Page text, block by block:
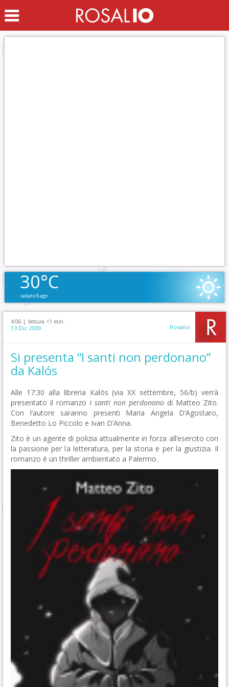
30°C
sabato 8 ago
4:06 | lettura <1 min.
13 Dic 2009 Rosalio
Si presenta “I santi non perdonano”
da Kalós
Alle 17:30 alla libreria Kalós (via XX settembre, 56/b) verrà
presentato il romanzo I santi non perdonano di Matteo Zito.
Con l’autore saranno presenti Maria Angela D’Agostaro,
Benedetto Lo Piccolo e Ivan D’Anna.
Zito è un agente di polizia attualmente in forza all’esercito con
la passione per la letteratura, per la storia e per la giustizia. Il
romanzo è un thriller ambientato a Palermo.